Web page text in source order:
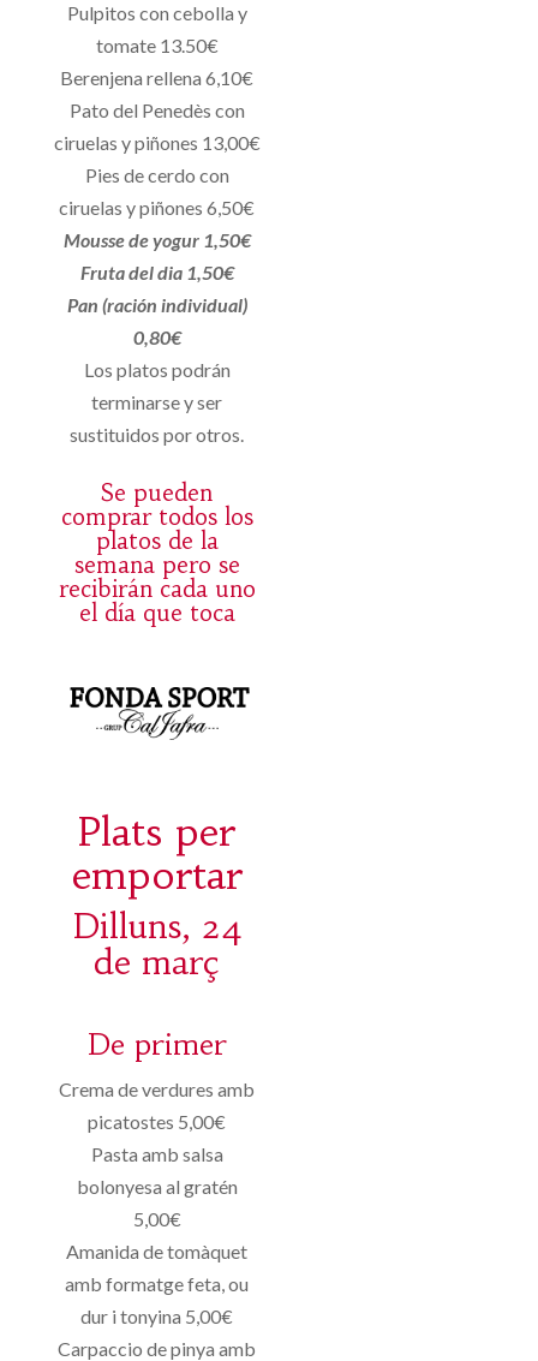
Pulpitos con cebolla y
tomate 13.50€
Berenjena rellena 6,10€
Pato del Penedès con
ciruelas y piñones 13,00€
Pies de cerdo con
ciruelas y piñones 6,50€
Mousse de yogur 1,50€
Fruta del dia 1,50€
Pan (ración individual)
0,80€
Los platos podrán
terminarse y ser
sustituidos por otros.
Se pueden
comprar todos los
platos de la
semana pero se
recibirán cada uno
el día que toca
Plats per
emportar
Dilluns, 24
de març
De primer
Crema de verdures amb
picatostes 5,00€
Pasta amb salsa
bolonyesa al gratén
5,00€
Amanida de tomàquet
amb formatge feta, ou
dur i tonyina 5,00€
Carpaccio de pinya amb